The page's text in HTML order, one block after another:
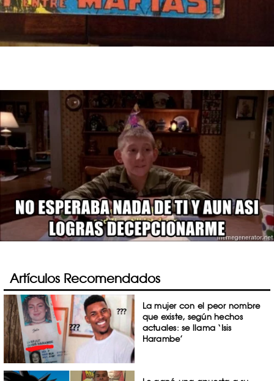
Artículos Recomendados
La mujer con el peor nombre
que existe, según hechos
actuales: se llama ‘Isis
Harambe’